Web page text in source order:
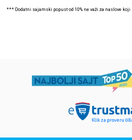
*** Dodatni sajamski popust od 10% ne važi za naslove